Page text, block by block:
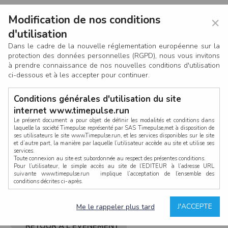
CONNEXION
RETOUR À L'ÉVÈNEMENT
×
Modification de nos conditions
d'utilisation
Dans le cadre de la nouvelle réglementation européenne sur la
protection des données personnelles (RGPD), nous vous invitons
à prendre connaissance de nos nouvelles conditions d'utilisation
ci-dessous et à les accepter pour continuer.
Conditions générales d'utilisation du site
internet www.timepulse.run
Le présent document a pour objet de définir les modalités et conditions dans
laquelle la société Timepulse représenté par SAS Timepulse,met à disposition de
ses utilisateurs le site www.Timepulse.run, et les services disponibles sur le site
et d’autre part, la manière par laquelle l’utilisateur accède au site et utilise ses
services.
Toute connexion au site est subordonnée au respect des présentes conditions.
Pour l’utilisateur, le simple accès au site de l’EDITEUR à l’adresse URL
suivante www.timepulse.run implique l’acceptation de l’ensemble des
conditions décrites ci-après.
La structure générale du site www.timepulse.run, par quelque procédé que ce
soit, sans l'autorisation préalable et par écrit de Fourcherot Mickael et/ou de ses
J'ACCEPTE
Me le rappeler plus tard